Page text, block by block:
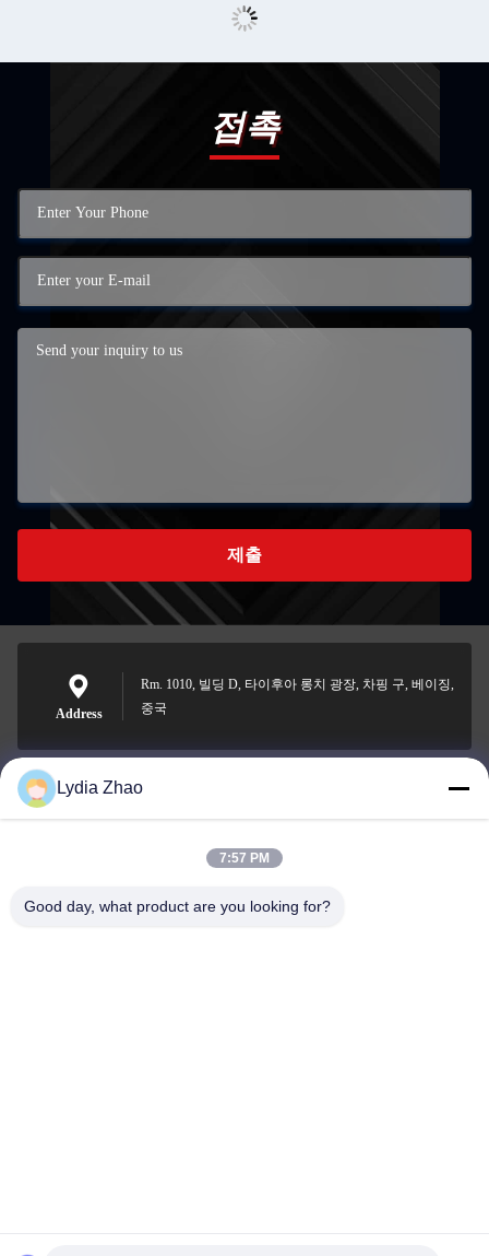
접촉
제출
Address
Rm. 1010, 빌딩 D, 타이후아 롱치 광장, 차핑 구, 베이징,
중국
jesingd@vip.sina.com
Lydia Zhao
7:57 PM
Good day, what product are you looking for?